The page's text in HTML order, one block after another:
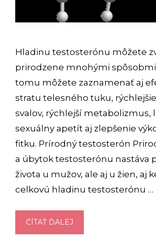
Hladinu testosterónu môžete
prirodzene mnohými
tomu môžete zaznamenať aj
stratu telesného tuku,
svalov, rýchlejší metabolizmus,
sexuálny apetít aj zlepšenie
fitku. Prírodný testosterón
a úbytok testosterónu nastáva
života u mužov, ale aj u žien, aj
celkovú hladinu testosterónu …
ČÍTAŤ ĎALEJ
NA